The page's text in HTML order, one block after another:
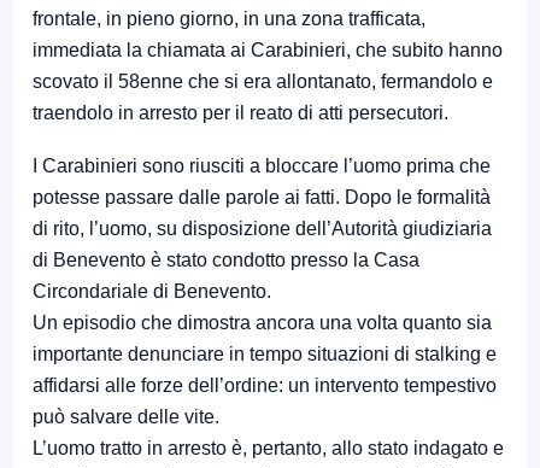
frontale, in pieno giorno, in una zona trafficata,
immediata la chiamata ai Carabinieri, che subito hanno
scovato il 58enne che si era allontanato, fermandolo e
traendolo in arresto per il reato di atti persecutori.
I Carabinieri sono riusciti a bloccare l’uomo prima che
potesse passare dalle parole ai fatti. Dopo le formalità
di rito, l’uomo, su disposizione dell’Autorità giudiziaria
di Benevento è stato condotto presso la Casa
Circondariale di Benevento.
Un episodio che dimostra ancora una volta quanto sia
importante denunciare in tempo situazioni di stalking e
affidarsi alle forze dell’ordine: un intervento tempestivo
può salvare delle vite.
L’uomo tratto in arresto è, pertanto, allo stato indagato e